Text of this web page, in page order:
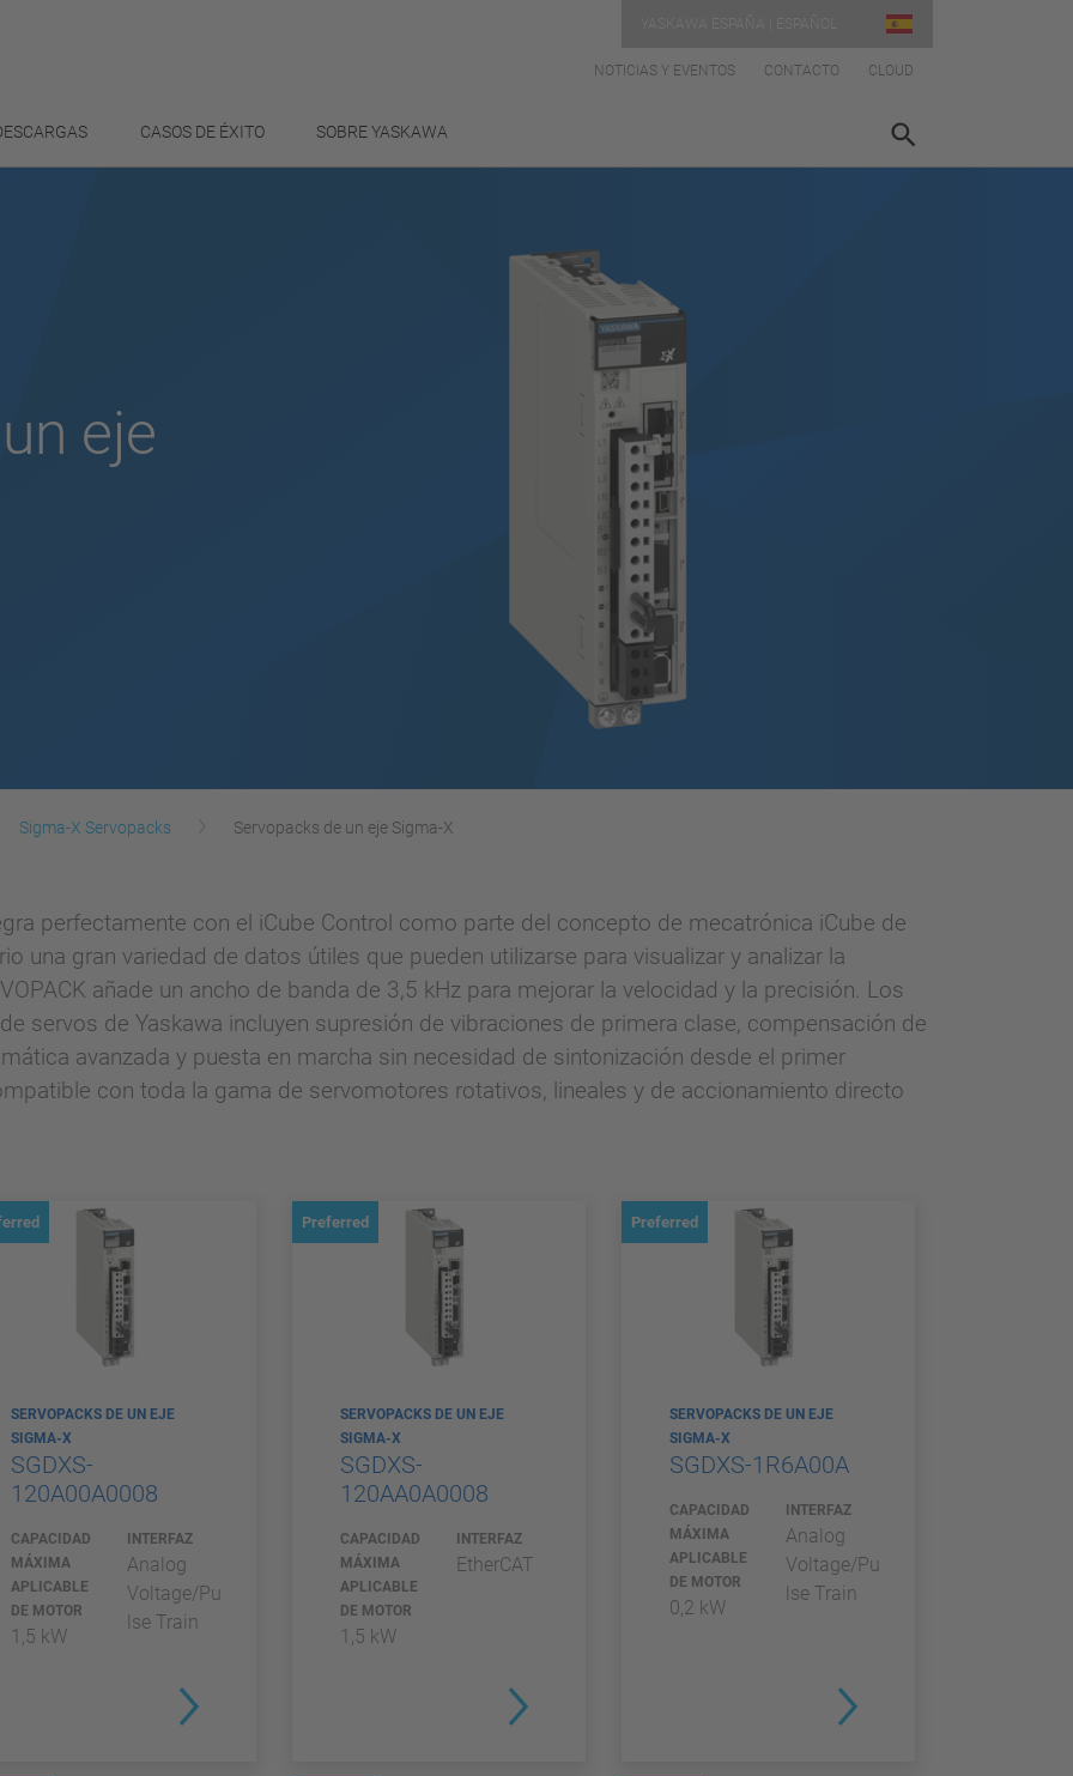
NOTICIAS Y EVENTOS CONTACTO CLOUD
CASOS DE ÉXITO SOBRE YASKAWA
eje
Sigma-X Servopacks Servopacks de un eje Sigma-X
perfectamente con el iCube Control como parte del concepto de mecatrónica iCube de
una gran variedad de datos útiles que pueden utilizarse para visualizar y analizar la
añade un ancho de banda de 3,5 kHz para mejorar la velocidad y la precisión. Los
servos de Yaskawa incluyen supresión de vibraciones de primera clase, compensación de
avanzada y puesta en marcha sin necesidad de sintonización desde el primer
con toda la gama de servomotores rotativos, lineales y de accionamiento directo
SERVOPACKS DE UN EJE
SIGMA-X
SGDXS-
120A00A0008
CAPACIDAD
MÁXIMA
APLICABLE
DE MOTOR
1,5 kW
INTERFAZ
Analog
Voltage/Pu
lse Train
Preferred
SERVOPACKS DE UN EJE
SIGMA-X
SGDXS-
120AA0A0008
CAPACIDAD
MÁXIMA
APLICABLE
DE MOTOR
1,5 kW
INTERFAZ
EtherCAT
Preferred
SERVOPACKS DE UN EJE
SIGMA-X
SGDXS-1R6A00A
CAPACIDAD
MÁXIMA
APLICABLE
DE MOTOR
0,2 kW
INTERFAZ
Analog
Voltage/Pu
lse Train